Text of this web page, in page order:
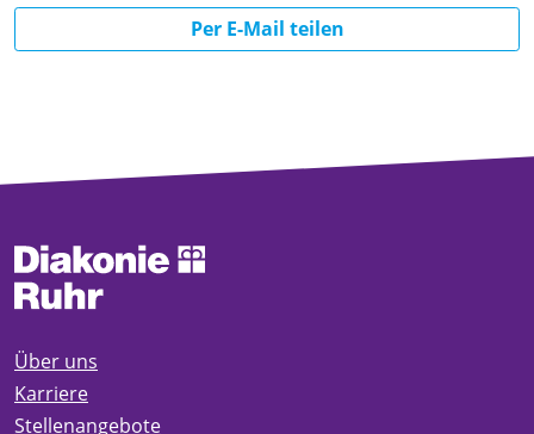
Per E-Mail teilen
Über uns
Karriere
Stellenangebote